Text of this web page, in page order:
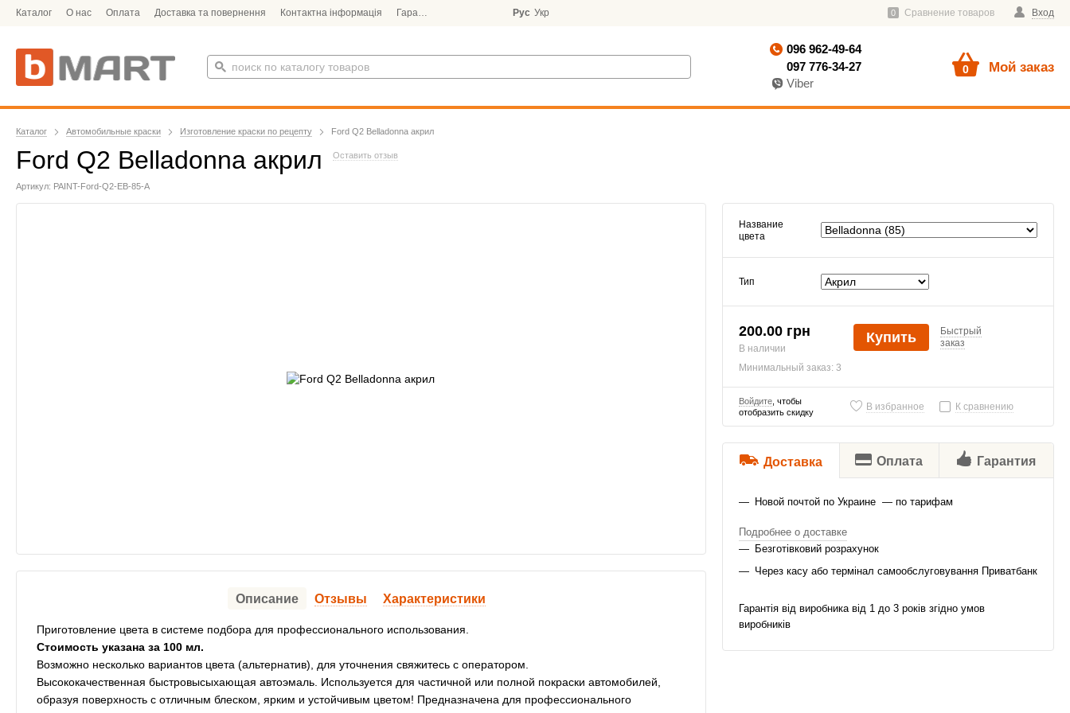
Каталог О нас Оплата Доставка та повернення Контактна інформація Гарантія Вход
0 Сравнение товаров
Рус Укр
096 962-49-64
097 776-34-27
Viber
0 Мой заказ
Каталог Автомобильные краски Изготовление краски по рецепту Ford Q2 Belladonna акрил
Ford Q2 Belladonna акрил Оставить отзыв
Артикул: PAINT-Ford-Q2-EB-85-A
Описание Отзывы Характеристики
Приготовление цвета в системе подбора для профессионального использования.
Стоимость указана за 100 мл.
Возможно несколько вариантов цвета (альтернатив), для уточнения свяжитесь с оператором.
Высококачественная быстровысыхающая автоэмаль. Используется для частичной или полной покраски автомобилей,
образуя поверхность с отличным блеском, ярким и устойчивым цветом! Предназначена для профессионального
Название
цвета
Тип
200.00 грн
В наличии
Минимальный заказ: 3
Купить
Быстрый
заказ
Войдите, чтобы
отобразить скидку
В избранное К сравнению
Доставка Оплата Гарантия
Новой почтой по Украине — по тарифам
Подробнее о доставке
Безготівковий розрахунок
Через касу або термінал самообслуговування Приватбанк
Гарантія від виробника від 1 до 3 років згідно умов
виробників